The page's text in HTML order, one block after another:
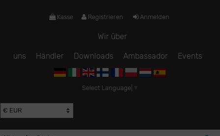
Kasse Registrieren Anmelden
Wir über
uns Händler Downloads Ambassador Events
Select Language